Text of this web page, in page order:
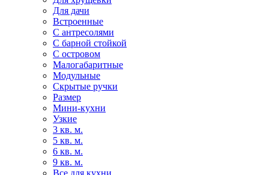
Для дачи
Встроенные
С антресолями
С барной стойкой
С островом
Малогабаритные
Модульные
Скрытые ручки
Размер
Мини-кухни
Узкие
3 кв. м.
5 кв. м.
6 кв. м.
9 кв. м.
Все для кухни